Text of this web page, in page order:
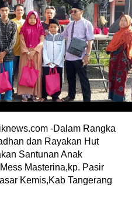
-Dalam Rangka
dan Rayakan Hut
Santunan Anak
Masterina,kp. Pasir
Kemis,Kab Tangerang